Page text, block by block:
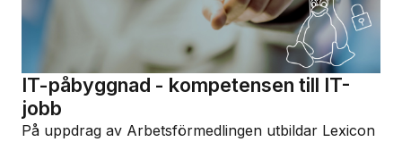
IT-påbyggnad - kompetensen till IT-
jobb
På uppdrag av Arbetsförmedlingen utbildar Lexicon